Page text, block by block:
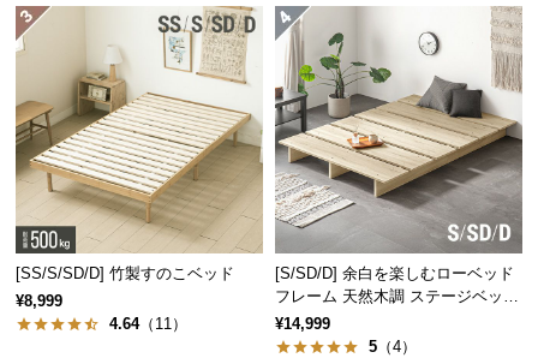
証
い
て
会
規
約
に
つ
[SS/S/SD/D] 竹製すのこベッド
¥8,999
4.64（11）
[S/SD/D] 余白を楽しむローベッド
フレーム 天然木調 ステージベッド
ロボット掃除機対応
¥14,999
5 （4）